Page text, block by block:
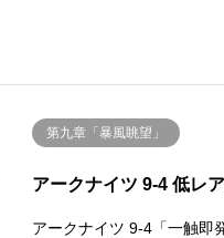
第九章「暴風眺望」
アークナイツ 9-4 低レ
アークナイツ 9-4「一触即